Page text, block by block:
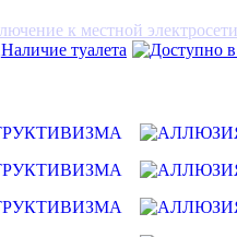
Наличие туалета